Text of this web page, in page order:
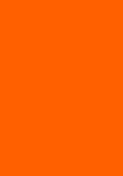
In